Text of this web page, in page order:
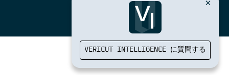
VERICUT INTELLIGENCE に質問する